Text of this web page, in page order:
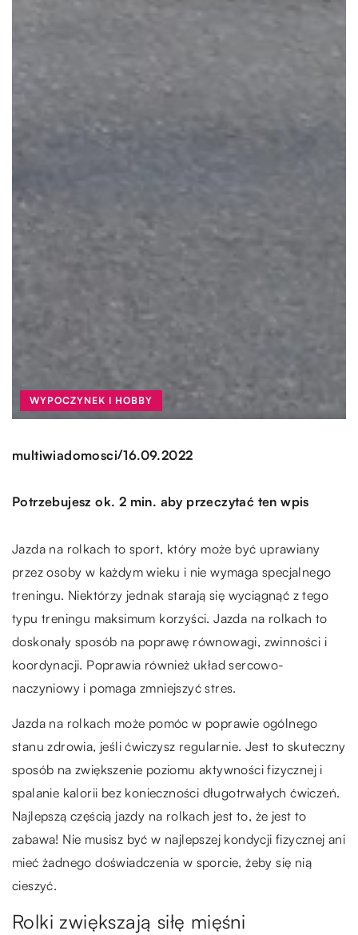
WYPOCZYNEK I HOBBY
multiwiadomosci/16.09.2022
Potrzebujesz ok. 2 min. aby przeczytać ten wpis
Jazda na rolkach to sport, który może być uprawiany
przez osoby w każdym wieku i nie wymaga specjalnego
treningu. Niektórzy jednak starają się wyciągnąć z tego
typu treningu maksimum korzyści. Jazda na rolkach to
doskonały sposób na poprawę równowagi, zwinności i
koordynacji. Poprawia również układ sercowo-
naczyniowy i pomaga zmniejszyć stres.
Jazda na rolkach może pomóc w poprawie ogólnego
stanu zdrowia, jeśli ćwiczysz regularnie. Jest to skuteczny
sposób na zwiększenie poziomu aktywności fizycznej i
spalanie kalorii bez konieczności długotrwałych ćwiczeń.
Najlepszą częścią jazdy na rolkach jest to, że jest to
zabawa! Nie musisz być w najlepszej kondycji fizycznej ani
mieć żadnego doświadczenia w sporcie, żeby się nią
cieszyć.
Rolki zwiększają siłę mięśni